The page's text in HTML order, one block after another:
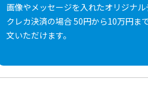
画像やメッセージを入れたオリジナ
クレカ決済の場合 50円から10万円ま
文いただけます。